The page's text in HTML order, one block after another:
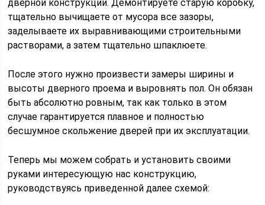
дверной конструкции. Демонтируете старую коробку,
тщательно вычищаете от мусора все зазоры,
заделываете их выравнивающими строительными
растворами, а затем тщательно шпаклюете.
После этого нужно произвести замеры ширины и
высоты дверного проема и выровнять пол. Он обязан
быть абсолютно ровным, так как только в этом
случае гарантируется плавное и полностью
бесшумное скольжение дверей при их эксплуатации.
Теперь мы можем собрать и установить своими
руками интересующую нас конструкцию,
руководствуясь приведенной далее схемой: